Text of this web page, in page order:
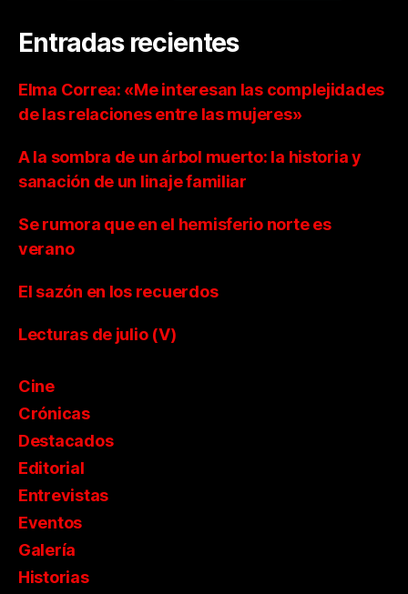
Entradas recientes
Elma Correa: «Me interesan las complejidades
de las relaciones entre las mujeres»
A la sombra de un árbol muerto: la historia y
sanación de un linaje familiar
Se rumora que en el hemisferio norte es
verano
El sazón en los recuerdos
Lecturas de julio (V)
Cine
Crónicas
Destacados
Editorial
Entrevistas
Eventos
Galería
Historias